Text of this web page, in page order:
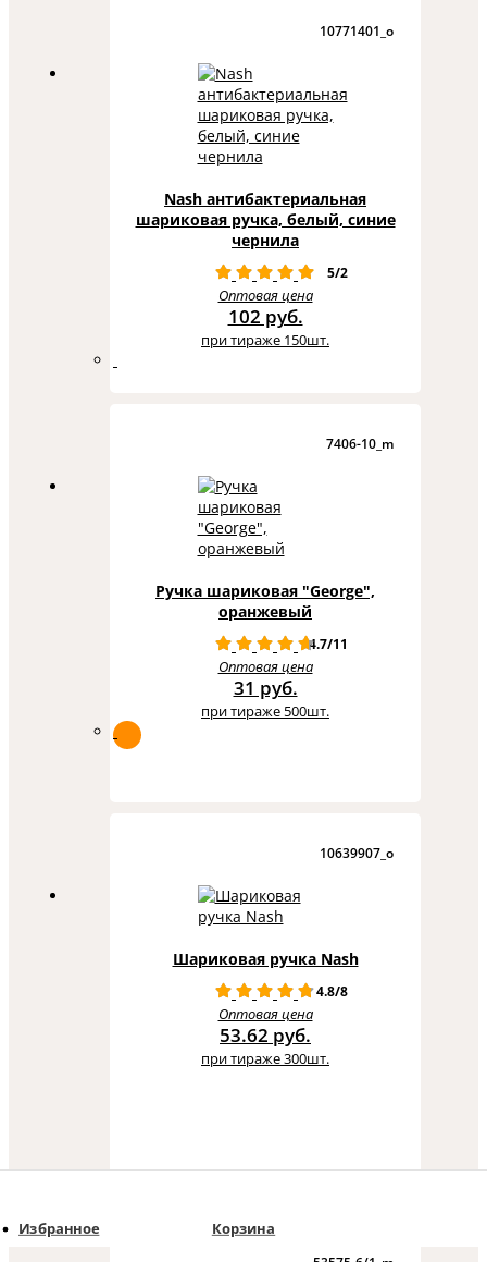
Избранное Корзина
10771401_o
Nash антибактериальная
шариковая ручка, белый, синие
чернила
5/2
Оптовая цена
102 руб.
при тираже 150шт.
7406-10_m
Ручка шариковая "George",
оранжевый
4.7/11
Оптовая цена
31 руб.
при тираже 500шт.
10639907_o
Шариковая ручка Nash
4.8/8
Оптовая цена
53.62 руб.
при тираже 300шт.